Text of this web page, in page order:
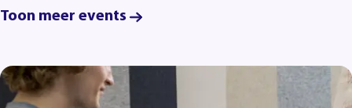
Toon meer events